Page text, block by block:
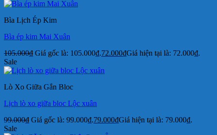
Bìa Lịch Ép Kim
Bìa ép kim Mai Xuân
105.000₫ Giá gốc là: 105.000₫.72.000₫Giá hiện tại là: 72.000₫.
Sale
Lò Xo Giữa Gắn Bloc
Lịch lò xo giữa bloc Lộc xuân
99.000₫ Giá gốc là: 99.000₫.79.000₫Giá hiện tại là: 79.000₫.
Sale